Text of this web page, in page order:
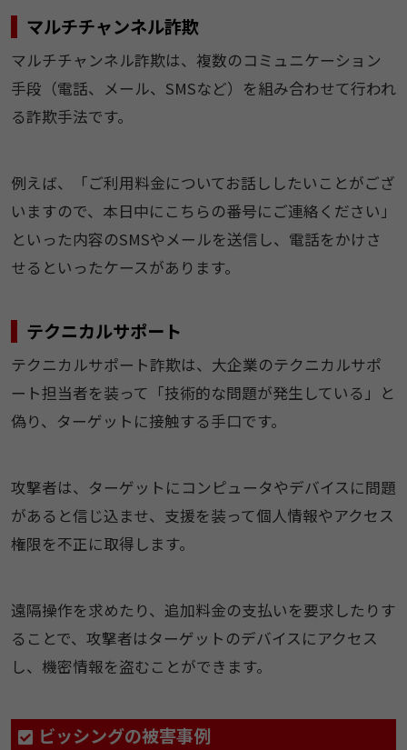
マルチチャンネル詐欺
マルチチャンネル詐欺は、複数のコミュニケーション
手段（電話、メール、SMSなど）を組み合わせて行われ
る詐欺手法です。
例えば、「ご利用料金についてお話ししたいことがござ
いますので、本日中にこちらの番号にご連絡ください」
といった内容のSMSやメールを送信し、電話をかけさ
せるといったケースがあります。
テクニカルサポート
テクニカルサポート詐欺は、大企業のテクニカルサポ
ート担当者を装って「技術的な問題が発生している」と
偽り、ターゲットに接触する手口です。
攻撃者は、ターゲットにコンピュータやデバイスに問題
があると信じ込ませ、支援を装って個人情報やアクセス
権限を不正に取得します。
遠隔操作を求めたり、追加料金の支払いを要求したりす
ることで、攻撃者はターゲットのデバイスにアクセス
し、機密情報を盗むことができます。
ビッシングの被害事例